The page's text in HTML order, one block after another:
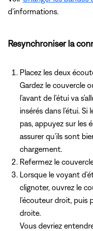
d'informations.
Resynchroniser la
Placez les deux
Gardez le couvercle
l’avant de l’étui va
insérés dans l’étui.
pas, appuyez sur les
assurer qu’ils sont
chargement.
Refermez le
Lorsque le voyant
clignoter, ouvrez le
l’écouteur droit, puis
droite.
Vous devriez